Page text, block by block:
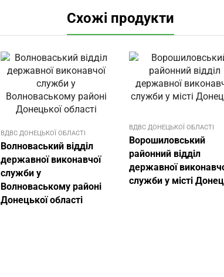
Схожі продукти
ВДВС ДОНЕЦЬКОЇ ОБЛАСТI
Волноваський відділ
державної виконавчої
служби у
Волноваському районі
Донецької області
ВДВС ДОНЕЦЬКОЇ ОБЛАСТI
Ворошиловський
районний відділ
державної
служби у місті